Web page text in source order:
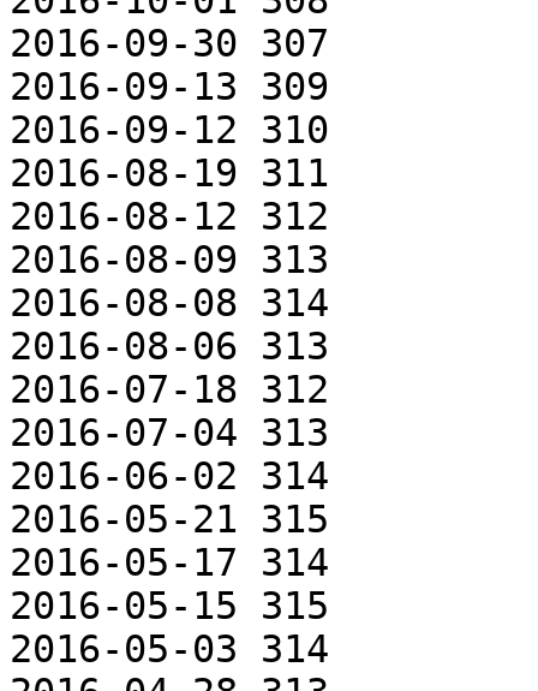
2016-09-30 307
2016-09-13 309
2016-09-12 310
2016-08-19 311
2016-08-12 312
2016-08-09 313
2016-08-08 314
2016-08-06 313
2016-07-18 312
2016-07-04 313
2016-06-02 314
2016-05-21 315
2016-05-17 314
2016-05-15 315
2016-05-03 314